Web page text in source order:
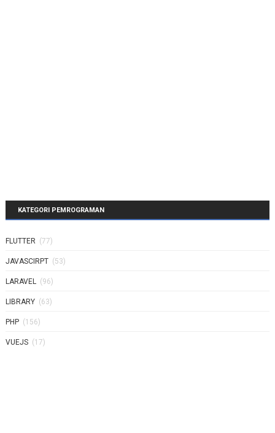
KATEGORI PEMROGRAMAN
FLUTTER (77)
JAVASCIRPT (53)
LARAVEL (96)
LIBRARY (63)
PHP (156)
VUEJS (17)